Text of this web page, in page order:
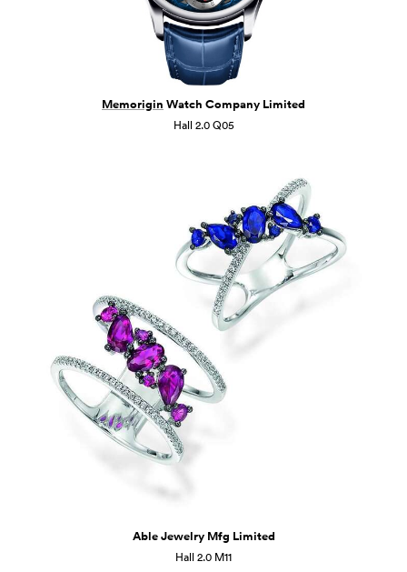
Memorigin Watch Company Limited
Hall 2.0 Q05
Able Jewelry Mfg Limited
Hall 2.0 M11